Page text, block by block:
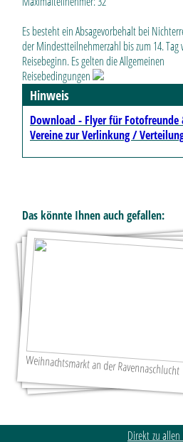
Es besteht ein Absagevorbehalt bei
der Mindestteilnehmerzahl bis zum 14. Tag
Reisebeginn.Es gelten die Allgemeinen
Reisebedingungen
Hinweis
Download - Flyer für Fotofreunde
Vereine zur Verlinkung /
Das könnte Ihnen auch gefallen:
Weihnachtsmarkt an der Ravennaschlucht
St. Wendel
Konstanz - Seeweihnacht
Direkt zu allen